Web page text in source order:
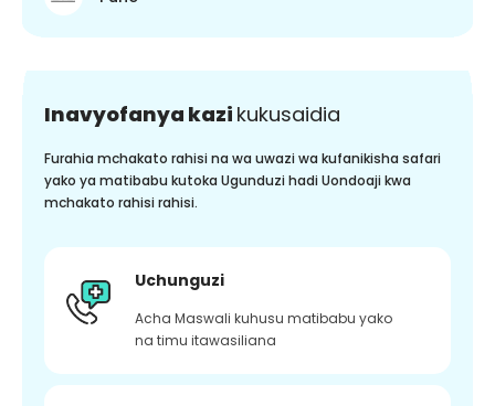
Inavyofanya kazi kukusaidia
Furahia mchakato rahisi na wa uwazi wa kufanikisha safari
yako ya matibabu kutoka Ugunduzi hadi Uondoaji kwa
mchakato rahisi rahisi.
Uchunguzi
Acha Maswali kuhusu matibabu yako
na timu itawasiliana